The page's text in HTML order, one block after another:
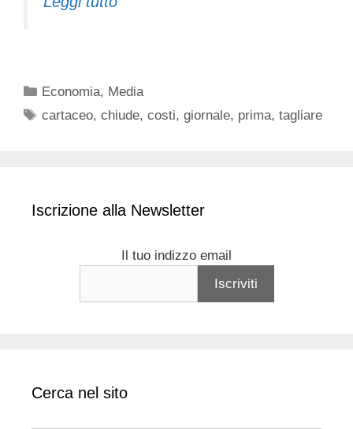
Categorie
Economia, Media
Tag
cartaceo,chiude,costi,giornale, prima,tagliare
Iscrizione alla Newsletter
Il tuo indizzo email
Cerca nel sito